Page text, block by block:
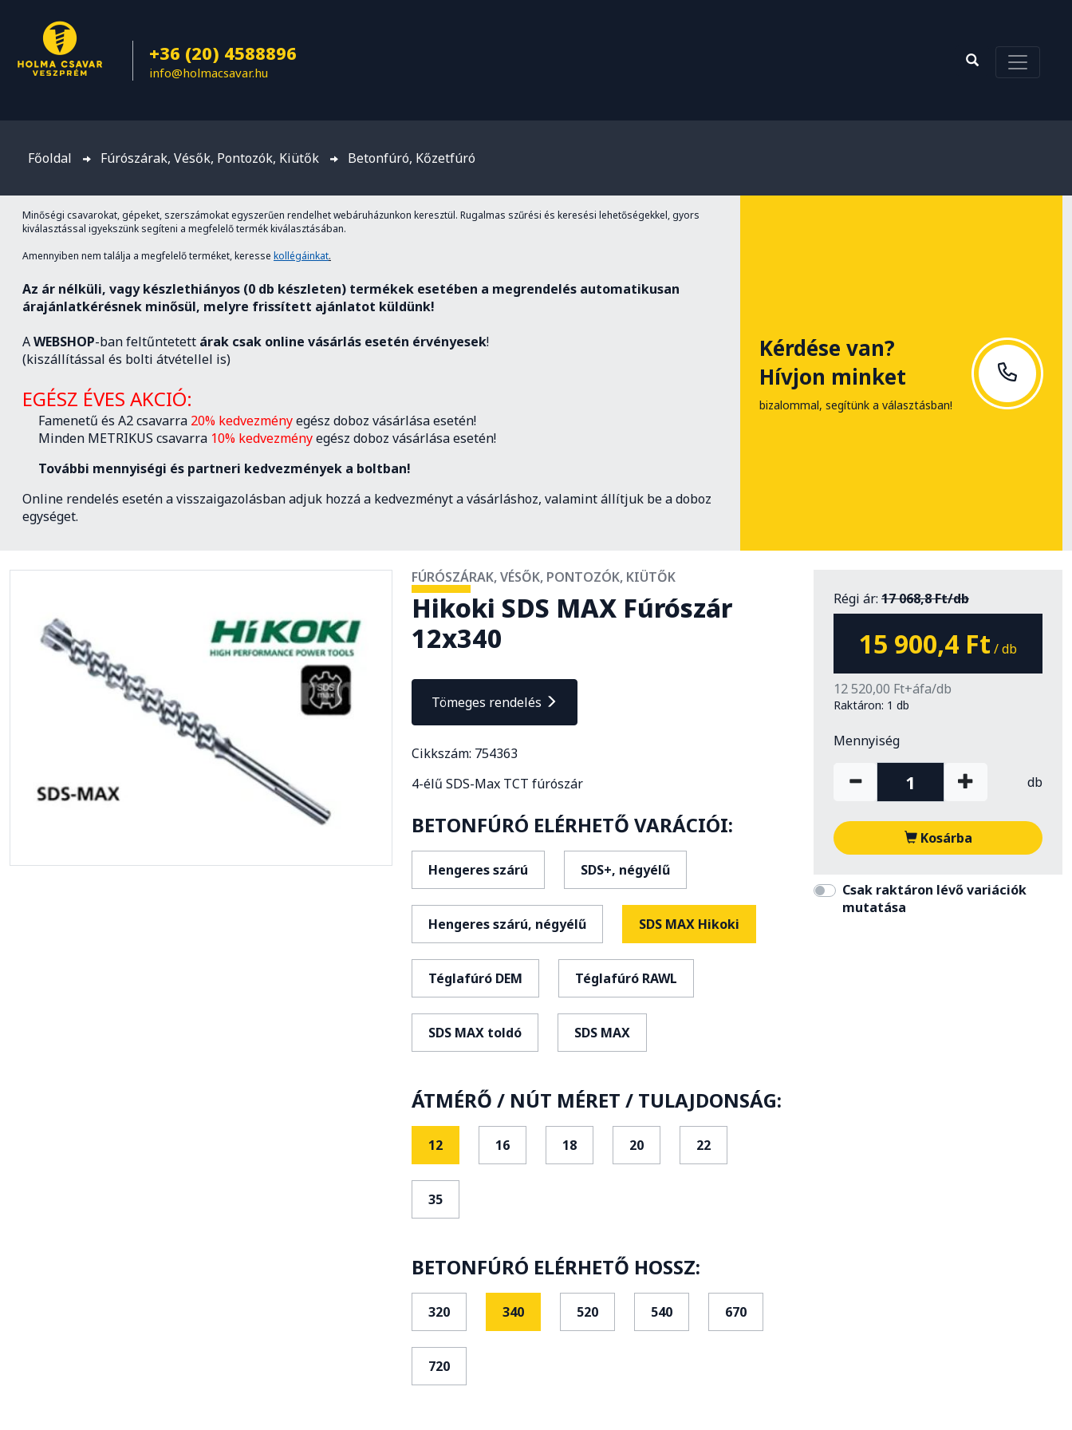
+36 (20) 4588896
info@holmacsavar.hu
Főoldal Fúrószárak, Vésők, Pontozók, Kiütők Betonfúró, Kőzetfúró
Minőségi csavarokat, gépeket, szerszámokat egyszerűen rendelhet webáruházunkon keresztül. Rugalmas szűrési és keresési lehetőségekkel, gyors
kiválasztással igyekszünk segíteni a megfelelő termék kiválasztásában.
Amennyiben nem találja a megfelelő terméket, keresse kollégáinkat.
Az ár nélküli, vagy készlethiányos (0 db készleten) termékek esetében a megrendelés automatikusan
árajánlatkérésnek minősül, melyre frissített ajánlatot küldünk!
AWEBSHOP-ban feltűntetett árak csak online vásárlás esetén érvényesek!
(kiszállítással és bolti átvétellel is)
EGÉSZ ÉVES AKCIÓ:
Famenetű és A2 csavarra 20% kedvezményegész doboz vásárlása esetén!
Minden METRIKUS csavarra 10% kedvezményegész doboz vásárlása esetén!
További mennyiségi és partneri kedvezmények a boltban!
Online rendelés esetén a visszaigazolásban adjuk hozzá a kedvezményt a vásárláshoz, valamint állítjuk be a doboz
egységet.
Kérdése van?
Hívjon minket
bizalommal, segítünk a választásban!
FÚRÓSZÁRAK, VÉSŐK, PONTOZÓK, KIÜTŐK
Hikoki SDS MAX Fúrószár
12x340
Tömeges rendelés
Cikkszám: 754363
4-élű SDS-Max TCT fúrószár
BETONFÚRÓ ELÉRHETŐ VARÁCIÓI:
Hengeres szárú SDS+, négyélű
Hengeres szárú, négyélű SDS MAX Hikoki
Téglafúró DEM Téglafúró RAWL
SDS MAX toldó SDS MAX
ÁTMÉRŐ / NÚT MÉRET / TULAJDONSÁG:
12 16 18 20 22
35
BETONFÚRÓ ELÉRHETŐ HOSSZ:
320 340 520 540 670
720
Régi ár: 17 068,8 Ft/db
15 900,4 Ft / db
12 520,00 Ft+áfa/db
Raktáron: 1 db
Mennyiség
db
Kosárba
Csak raktáron lévő variációk
mutatása